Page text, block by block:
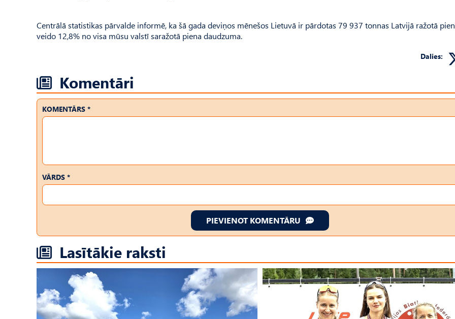
Centrālā statistikas pārvalde informē, ka šā gada deviņos mēnešos Lietuvā ir pārdotas 79 937 tonnas Latvijā ražotā
veido 12,8% no visa mūsu valstī saražotā piena daudzuma.
Dalies:
Komentāri
KOMENTĀRS *
VĀRDS *
PIEVIENOT KOMENTĀRU
Lasītākie raksti